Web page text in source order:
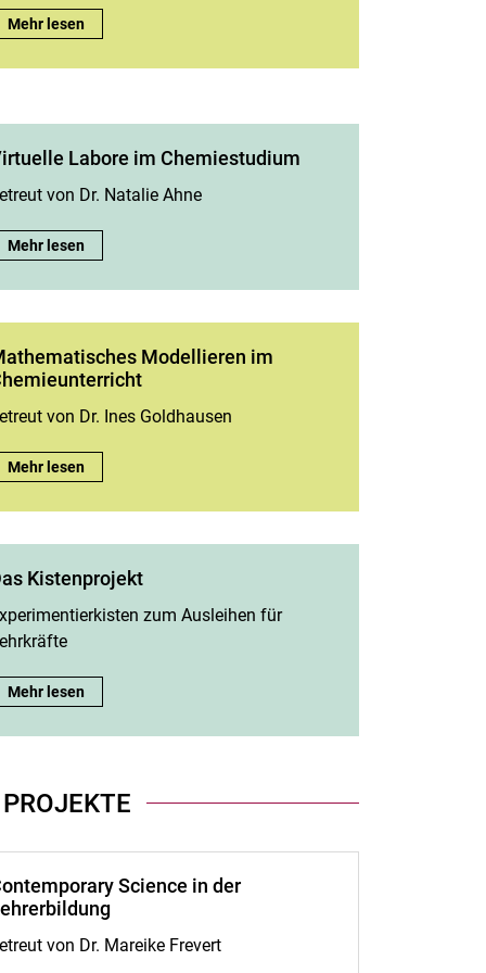
Individualisiertes Lernen – i.Do:
Mehr lesen
Labore im Chemiestudium
von Dr. Natalie Ahne
Virtuelle Labore im Chemiestudium:
Mehr lesen
Modellieren im
von Dr. Ines Goldhausen
Mathematisches Modellieren im Chemieunterricht:
Mehr lesen
Schü­ler­la­bor:
Kistenprojekt
zum Ausleihen für
Das Kistenprojekt:
Mehr lesen
Science in der
von Dr. Mareike Frevert